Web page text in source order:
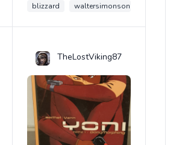
blizzard waltersimonson
TheLostViking87